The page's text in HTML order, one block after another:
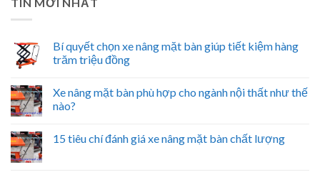
Bí quyết chọn xe nâng mặt bàn giúp tiết kiệm hàng
trăm triệu đồng
Xe nâng mặt bàn phù hợp cho ngành nội thất như thế
nào?
15 tiêu chí đánh giá xe nâng mặt bàn chất lượng